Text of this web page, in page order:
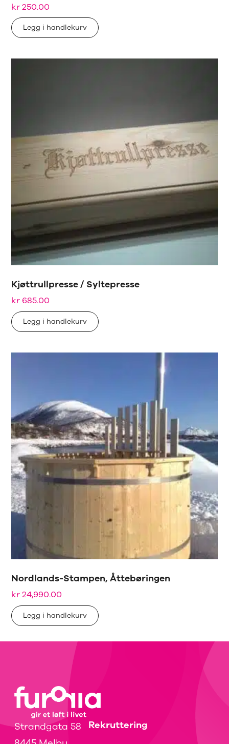
kr250.00
Legg i handlekurv
Kjøttrullpresse / Syltepresse
kr 685.00
Legg i handlekurv
Nordlands-Stampen, Åttebøringen
kr24,990.00
Legg i handlekurv
Strandgata 58
Rekruttering